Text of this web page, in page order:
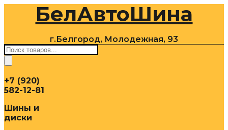
содержимомуБелАвтоШина
г.Белгород, Молодежная, 93
Поиск
товаров
+7 (920)
582-12-81
Шины и
диски